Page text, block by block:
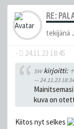
RE:
tekijänä
- 24.11.23 18:45
swkirjoitti: ↑
24.11.23 18:34
kuva on
Kiitos nyt selkes